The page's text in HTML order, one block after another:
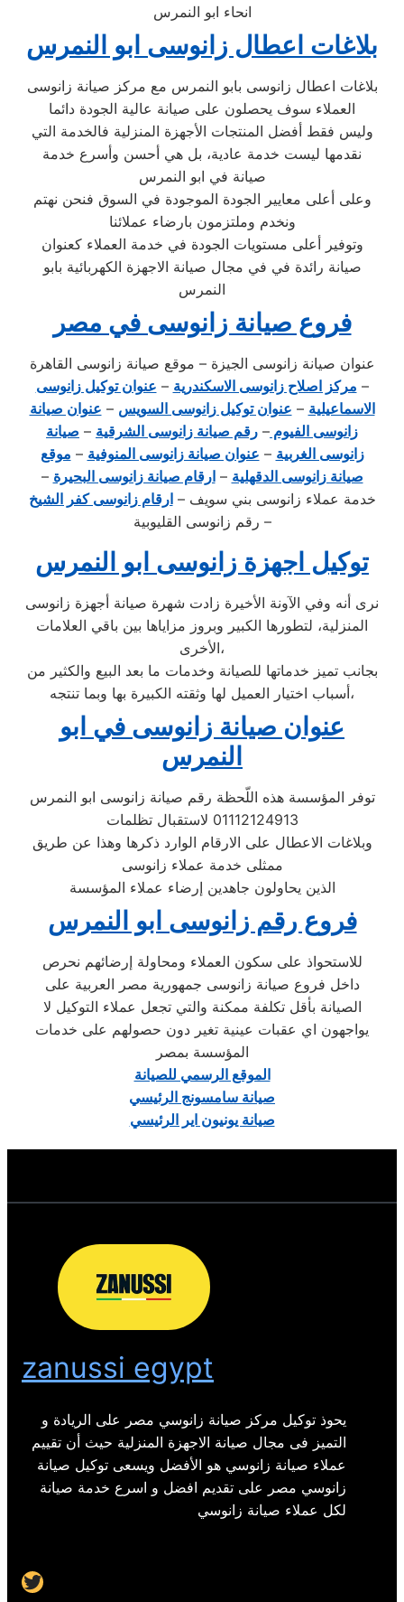
انحاء ابو النمرس
بلاغات اعطال زانوسى ابو النمرس
بلاغات اعطال زانوسى بابو النمرس مع مركز صيانة زانوسى
العملاء سوف يحصلون على صيانة عالية الجودة دائما
وليس فقط أفضل المنتجات الأجهزة المنزلية فالخدمة التي
نقدمها ليست خدمة عادية، بل هي أحسن وأسرع خدمة
صيانة في ابو النمرس
وعلى أعلى معايير الجودة الموجودة في السوق فنحن نهتم
ونخدم وملتزمون بارضاء عملائنا
وتوفير أعلى مستويات الجودة في خدمة العملاء كعنوان
صيانة رائدة في في مجال صيانة الاجهزة الكهربائية بابو
النمرس
فروع صيانة زانوسى في مصر
عنوان صيانة زانوسى الجيزة – موقع صيانة زانوسى القاهرة
– مركز اصلاح زانوسى الاسكندرية – عنوان توكيل زانوسى
الاسماعيلية – عنوان توكيل زانوسى السويس – عنوان صيانة
زانوسى الفيوم – رقم صيانة زانوسى الشرقية – صيانة
زانوسى الغربية – عنوان صيانة زانوسى المنوفية – موقع
صيانة زانوسى الدقهلية –ارقام صيانة زانوسى البحيرة –
خدمة عملاء زانوسى بني سويف –ارقام زانوسى كفر الشيخ
– رقم زانوسى القليوبية
توكيل اجهزة زانوسى ابو النمرس
نرى أنه وفي الآونة الأخيرة زادت شهرة صيانة أجهزة زانوسى
المنزلية، لتطورها الكبير وبروز مزاياها بين باقي العلامات
الأخرى،
بجانب تميز خدماتها للصيانة وخدمات ما بعد البيع والكثير من
أسباب اختيار العميل لها وثقته الكبيرة بها وبما تنتجه،
عنوان صيانة زانوسى في ابو
النمرس
توفر المؤسسة هذه اللّحظة رقم صيانة زانوسى ابو النمرس
01112124913 لاستقبال تظلمات
وبلاغات الاعطال على الارقام الوارد ذكرها وهذا عن طريق
ممثلى خدمة عملاء زانوسى
الذين يحاولون جاهدين إرضاء عملاء المؤسسة
فروع رقم زانوسى ابو النمرس
للاستحواذ على سكون العملاء ومحاولة إرضائهم نحرص
داخل فروع صيانة زانوسى جمهورية مصر العربية على
الصيانة بأقل تكلفة ممكنة والتي تجعل عملاء التوكيل لا
يواجهون اي عقبات عينية تغير دون حصولهم على خدمات
المؤسسة بمصر
الموقع الرسمي للصيانة
صيانة سامسونج الرئيسي
صيانة يونيون اير الرئيسي
zanussi egypt
يحوذ توكيل مركز صيانة زانوسي مصر على الريادة و
التميز فى مجال صيانة الاجهزة المنزلية حيث أن تقييم
عملاء صيانة زانوسي هو الأفضل ويسعى توكيل صيانة
زانوسي مصر على تقديم افضل و اسرع خدمة صيانة
لكل عملاء صيانة زانوسي
Twitter